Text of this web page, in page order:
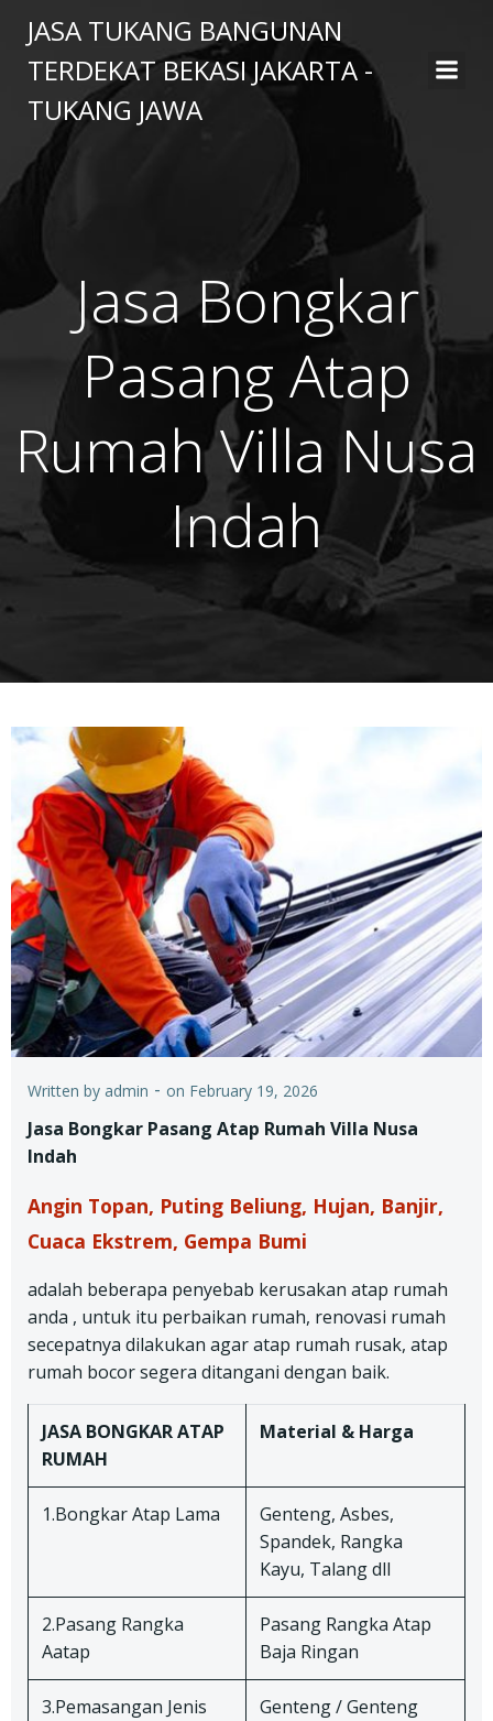
to
content
JASA TUKANG BANGUNAN
TERDEKAT BEKASI JAKARTA -
TUKANG JAWA
Jasa Bongkar
Pasang Atap
Rumah Villa Nusa
Indah
Written by admin - on February 19, 2026
Jasa Bongkar Pasang Atap Rumah Villa Nusa
Indah
Angin Topan, Puting Beliung, Hujan, Banjir,
Cuaca Ekstrem, Gempa Bumi
adalah beberapa penyebab kerusakan atap rumah
anda , untuk itu perbaikan rumah, renovasi rumah
secepatnya dilakukan agar atap rumah rusak, atap
rumah bocor segera ditangani dengan baik.
JASA BONGKAR ATAP
RUMAH
Material & Harga
1.Bongkar Atap Lama
Genteng, Asbes,
Spandek, Rangka
Kayu, Talang dll
2.Pasang Rangka
Aatap
Pasang Rangka Atap
Baja Ringan
3.Pemasangan Jenis
Genteng / Genteng